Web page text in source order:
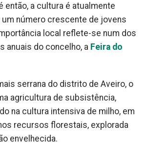
então, a cultura é atualmente
número crescente de jovens
local reflete-se num dos
anuais do concelho, a Feira do
serrana do distrito de Aveiro, o
agricultura de subsistência,
na cultura intensiva de milho, em
recursos florestais, explorada
envelhecida.